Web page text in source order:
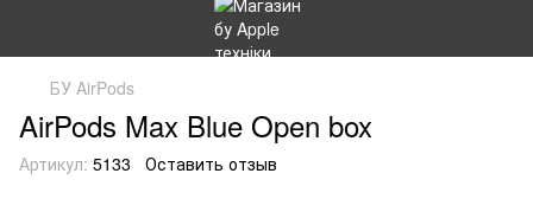
БУ AirPods
AirPods Max Blue Open box
Артикул: 5133 Оставить отзыв